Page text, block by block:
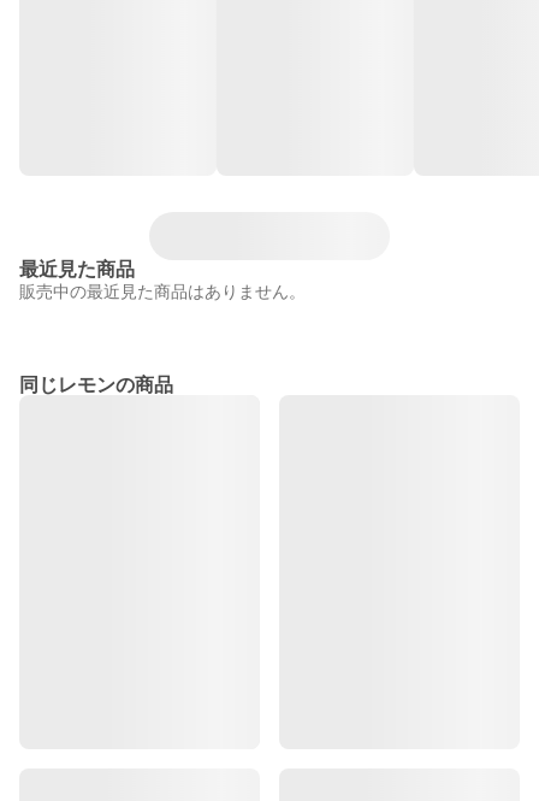
最近見た商品
販売中の最近見た商品はありません。
同じレモンの商品